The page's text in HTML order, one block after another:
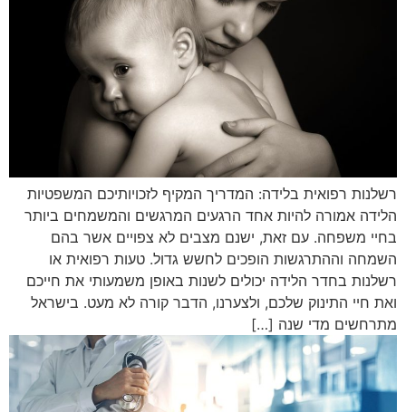
רשלנות רפואית בלידה: המדריך המקיף לזכויותיכם המשפטיות
הלידה אמורה להיות אחד הרגעים המרגשים והמשמחים ביותר
בחיי משפחה. עם זאת, ישנם מצבים לא צפויים אשר בהם
השמחה וההתרגשות הופכים לחשש גדול. טעות רפואית או
רשלנות בחדר הלידה יכולים לשנות באופן משמעותי את חייכם
ואת חיי התינוק שלכם, ולצערנו, הדבר קורה לא מעט. בישראל
מתרחשים מדי שנה […]